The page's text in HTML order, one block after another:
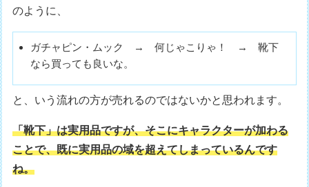
のように、
ガチャピン・ムック → 何じゃこりゃ！ → 靴下
なら買っても良いな。
と、いう流れの方が売れるのではないかと思われます。
「靴下」は実用品ですが、そこにキャラクターが加わる
ことで、既に実用品の域を超えてしまっているんです
ね。